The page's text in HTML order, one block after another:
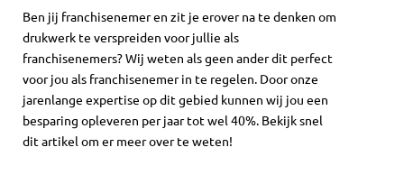
Ben jij franchisenemer en zit je erover na te denken om
drukwerk te verspreiden voor jullie als
franchisenemers? Wij weten als geen ander dit perfect
voor jou als franchisenemer in te regelen. Door onze
jarenlange expertise op dit gebied kunnen wij jou een
besparing opleveren per jaar tot wel 40%. Bekijk snel
dit artikel om er meer over te weten!